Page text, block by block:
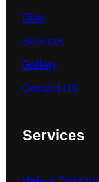
Blog
Services
Gallery
Contact US
Services